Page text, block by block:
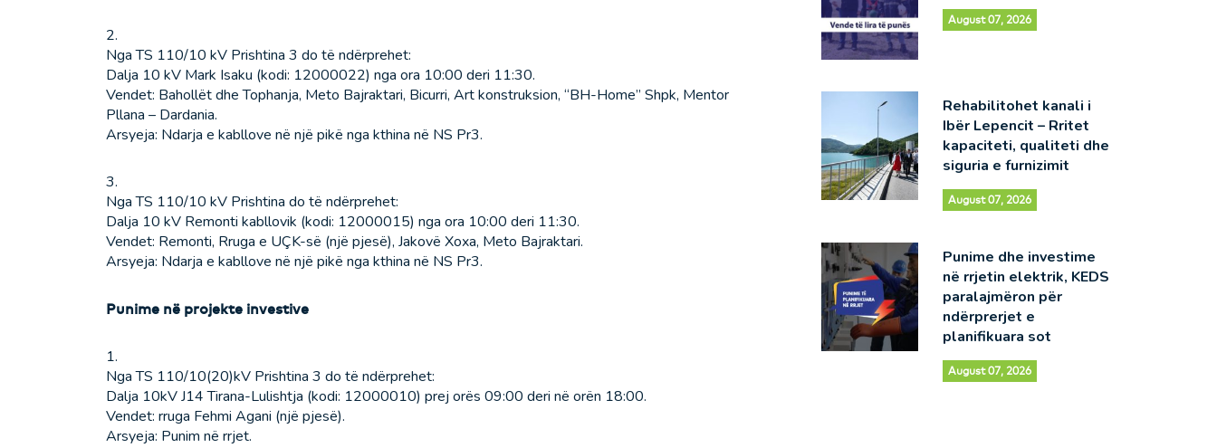
2.
Nga TS 110/10 kV Prishtina 3 do të ndërprehet:
Dalja 10 kV Mark Isaku (kodi: 12000022) nga ora 10:00 deri 11:30.
Vendet: Bahollët dhe Tophanja, Meto Bajraktari, Bicurri, Art konstruksion, “BH-Home” Shpk, Mentor
Pllana – Dardania.
Arsyeja: Ndarja e kabllove në një pikë nga kthina në NS Pr3.
3.
Nga TS 110/10 kV Prishtina do të ndërprehet:
Dalja 10 kV Remonti kabllovik (kodi: 12000015) nga ora 10:00 deri 11:30.
Vendet: Remonti, Rruga e UÇK-së (një pjesë), Jakovë Xoxa, Meto Bajraktari.
Arsyeja: Ndarja e kabllove në një pikë nga kthina në NS Pr3.
Punime në projekte investive
1.
Nga TS 110/10(20)kV Prishtina 3 do të ndërprehet:
Dalja 10kV J14 Tirana-Lulishtja (kodi: 12000010) prej orës 09:00 deri në orën 18:00.
Vendet: rruga Fehmi Agani (një pjesë).
Arsyeja: Punim në rrjet.
August 07, 2026
Rehabilitohet kanali i
Ibër Lepencit – Rritet
kapaciteti, qualiteti dhe
siguria e furnizimit
August 07, 2026
Punime dhe investime
në rrjetin elektrik, KEDS
paralajmëron për
ndërprerjet e
planifikuara sot
August 07, 2026